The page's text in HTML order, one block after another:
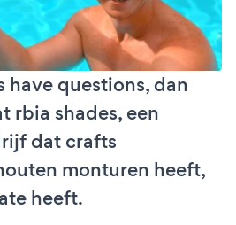
have questions, dan
rbia shades, een
dat crafts
monturen heeft,
heeft.